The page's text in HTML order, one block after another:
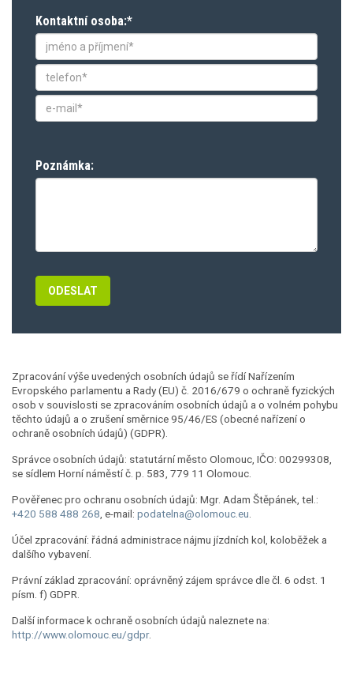
Kontaktní osoba:*
Poznámka:
Zpracování výše uvedených osobních údajů se řídí Nařízením
Evropského parlamentu a Rady (EU) č. 2016/679 o ochraně fyzických
osob v souvislosti se zpracováním osobních údajů a o volném pohybu
těchto údajů a o zrušení směrnice 95/46/ES (obecné nařízení o
ochraně osobních údajů) (GDPR).
Správce osobních údajů: statutární město Olomouc, IČO: 00299308,
se sídlem Horní náměstí č. p. 583, 779 11 Olomouc.
Pověřenec pro ochranu osobních údajů: Mgr. Adam Štěpánek, tel.:
+420 588 488 268 , e-mail: podatelna@olomouc.eu
Účel zpracování: řádná administrace nájmu jízdních kol, koloběžek a
dalšího vybavení.
Právní základ zpracování: oprávněný zájem správce dle čl. 6 odst. 1
písm. f) GDPR.
Další informace k ochraně osobních údajů naleznete na:
http://www.olomouc.eu/gdpr.